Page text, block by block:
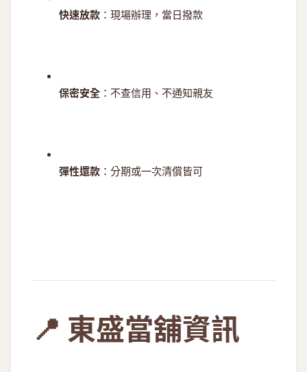
快速放款 ：現場辦理，當日撥款
保密安全 ：不查信用、不通知親友
彈性還款 ：分期或一次清償皆可
📍 東盛當舖資訊